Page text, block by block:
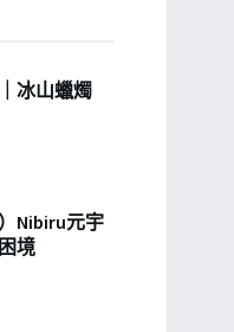
冰山蠟燭
Nibiru元宇
境